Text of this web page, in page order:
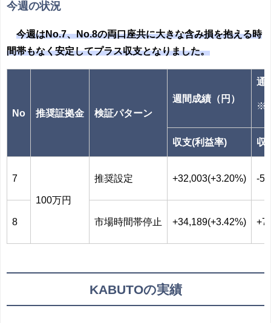
今週の状況
今週はNo.7、No.8の両口座共に大きな含み損を抱える時
間帯もなく安定してプラス収支となりました。
No 推奨証拠金 検証パターン
週間成績（円）
通
収支(利益率) 収
7
100万円
推奨設定 +32,003(+3.20%) -
8 市場時間帯停止 +34,189(+3.42%)
KABUTOの実績